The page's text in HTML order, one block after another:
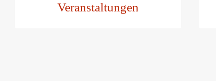
Veranstaltungen
Zu den Veranstaltungen